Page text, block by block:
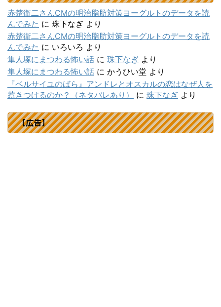
赤楚衛二さんCMの明治脂肪対策ヨーグルトのデータを読
んでみた に 珠下なぎ より
赤楚衛二さんCMの明治脂肪対策ヨーグルトのデータを読
んでみた に いろいろ より
隼人塚にまつわる怖い話 に 珠下なぎ より
隼人塚にまつわる怖い話 に かうひい堂 より
『ベルサイユのばら』アンドレとオスカルの恋はなぜ人を
惹きつけるのか？（ネタバレあり）
に 珠下なぎ より
【広告】